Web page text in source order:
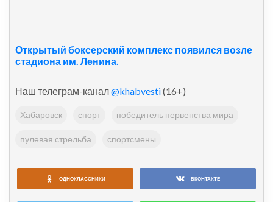
Открытый боксерский комплекс появился возле
стадиона им. Ленина.
Наш телеграм-канал@khabvesti(16+)
Хабаровск спорт победитель первенства мира
пулевая стрельба спортсмены
ОДНОКЛАССНИКИ ВКОНТАКТЕ